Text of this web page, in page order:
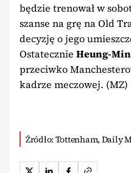
będzie trenował w
szanse na grę na Old
decyzję o jego
Ostatecznie Heung-
przeciwko
kadrze meczowej. (MZ)
Źródło: Tottenham, Daily